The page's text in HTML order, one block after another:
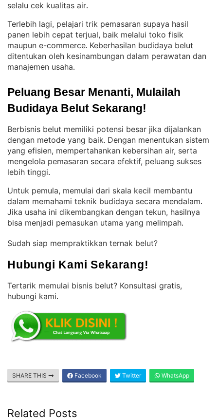
selalu cek kualitas air.
Terlebih lagi, pelajari trik pemasaran supaya hasil
panen lebih cepat terjual, baik melalui toko fisik
maupun e-commerce. Keberhasilan budidaya belut
ditentukan oleh kesinambungan dalam perawatan dan
manajemen usaha.
Peluang Besar Menanti, Mulailah
Budidaya Belut Sekarang!
Berbisnis belut memiliki potensi besar jika dijalankan
dengan metode yang baik. Dengan menentukan sistem
yang efisien, mempertahankan kebersihan air, serta
mengelola pemasaran secara efektif, peluang sukses
lebih tinggi.
Untuk pemula, memulai dari skala kecil membantu
dalam memahami teknik budidaya secara mendalam
Jika usaha ini dikembangkan dengan tekun, hasilnya
bisa menjadi pemasukan utama yang melimpah.
Sudah siap mempraktikkan ternak belut?
Hubungi Kami Sekarang!
Tertarik memulai bisnis belut? Konsultasi gratis,
hubungi kami.
SHARE THIS Facebook Twitter WhatsApp
Related Posts